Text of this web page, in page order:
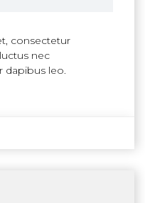
consectetur
nec
dapibus leo.